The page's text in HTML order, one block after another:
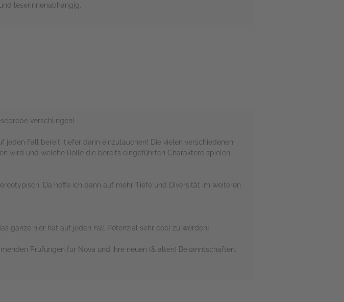
leserinnenabhängig.
verschlingen!
Fall bereit, tiefer darin einzutauchen! Die vielen verschiedenen
wird und welche Rolle die bereits eingeführten Charaktere spielen
Da hoffe ich dann auf mehr Tiefe und Diversität im weiteren
ganze hier hat auf jeden Fall Potenzial sehr cool zu werden!
Prüfungen für Nova und ihre neuen (& alten) Bekanntschaften..